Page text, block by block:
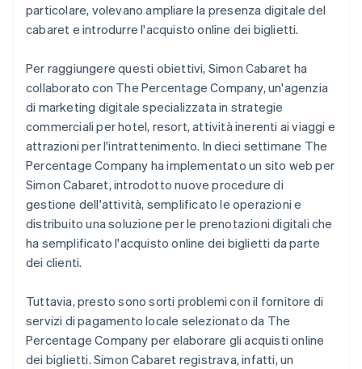
particolare, volevano ampliare la presenza digitale del
cabaret e introdurre l'acquisto online dei biglietti.
Per raggiungere questi obiettivi, Simon Cabaret ha
collaborato con The Percentage Company, un'agenzia
di marketing digitale specializzata in strategie
commerciali per hotel, resort, attività inerenti ai viaggi e
attrazioni per l'intrattenimento. In dieci settimane The
Percentage Company ha implementato un sito web per
Simon Cabaret, introdotto nuove procedure di
gestione dell'attività, semplificato le operazioni e
distribuito una soluzione per le prenotazioni digitali che
ha semplificato l'acquisto online dei biglietti da parte
dei clienti.
Tuttavia, presto sono sorti problemi con il fornitore di
servizi di pagamento locale selezionato da The
Percentage Company per elaborare gli acquisti online
dei biglietti. Simon Cabaret registrava, infatti, un